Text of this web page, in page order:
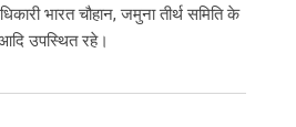
भारत चौहान, जमुना तीर्थ समिति के
उपस्थित रहे।